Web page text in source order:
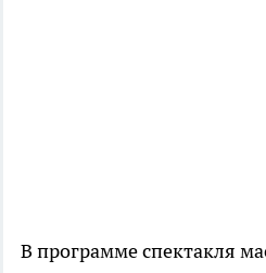
В программе спектакля